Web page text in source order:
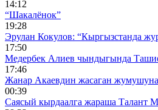
14:12
“Шакалёнок”
19:28
Эрулан Кокулов: “Кыргызстанда
17:50
Медербек Алиев чындыгында
17:46
Жанар Акаевдин жасаган
00:39
Саясый кырдаалга жараша Талант